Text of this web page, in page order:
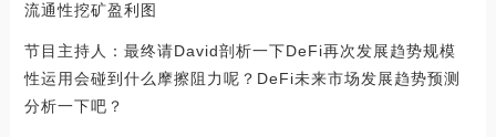
流通性挖矿盈利图
节目主持人：最终请David剖析一下DeFi再次发展趋势规模
性运用会碰到什么摩擦阻力呢？DeFi未来市场发展趋势预测
分析一下吧？